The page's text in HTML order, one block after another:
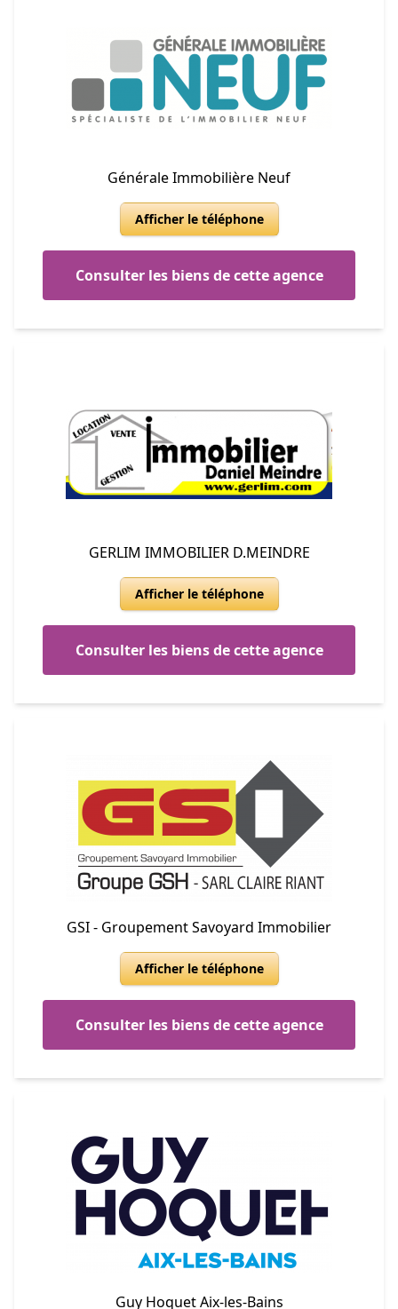
Générale Immobilière Neuf
Afficher le téléphone
Consulter les biens de cette agence
GERLIM IMMOBILIER D.MEINDRE
Afficher le téléphone
Consulter les biens de cette agence
GSI - Groupement Savoyard Immobilier
Afficher le téléphone
Consulter les biens de cette agence
Guy Hoquet Aix-les-Bains